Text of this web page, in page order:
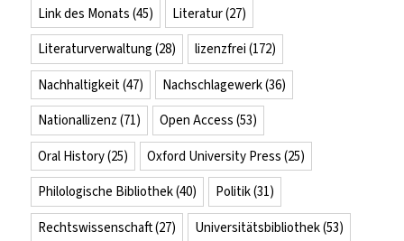
Link des Monats (45) Literatur(27)
Literaturverwaltung (28) lizenzfrei (172)
Nachhaltigkeit(47) Nachschlagewerk(36)
Nationallizenz (71) Open Access (53)
Oral History(25) Oxford University Press (25)
Philologische Bibliothek(40) Politik(31)
Rechtswissenschaft(27) Universitätsbibliothek(53)